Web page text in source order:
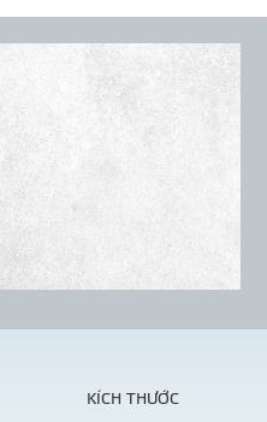
THƯ
TIN CHUYÊN MÔN
KÍCH THƯỚC